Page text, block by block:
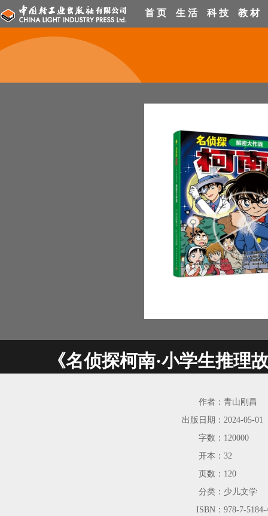
首 页 生 活 科 技 教 材
《名侦探柯南·小学生推理
作者： 青山刚昌
出版日期： 2024-05-01
字数： 120000
开本： 32
页数： 120
分类： 少儿文学
ISBN： 978-7-5184-